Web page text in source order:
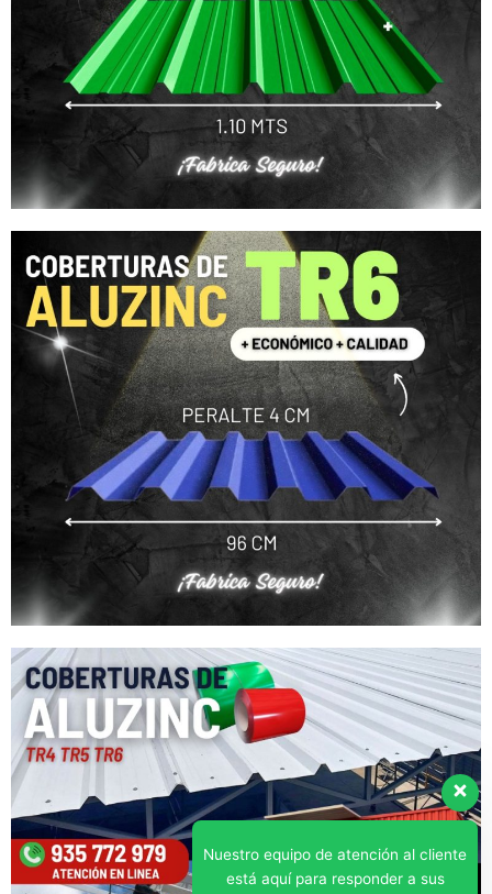
Nuestro equipo de atención al cliente
está aquí para responder a sus